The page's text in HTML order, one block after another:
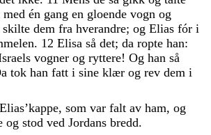
med én gang en gloende vogn og
skilte dem fra hverandre; og Elias fór i
. 12 Elisa så det; da ropte han:
vogner og ryttere! Og han så
tok han fatt i sine klær og rev dem i
Elias’kappe, som var falt av ham, og
og stod ved Jordans bredd.